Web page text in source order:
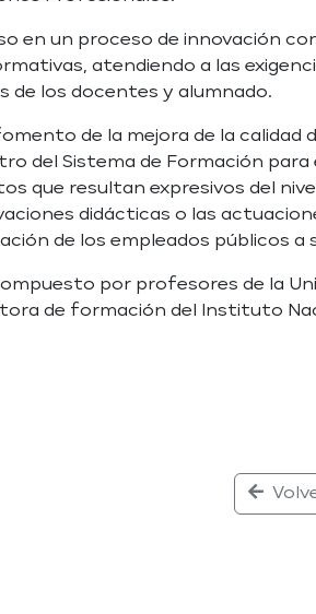
en un proceso de innovación
atendiendo a las
de los docentes y alumnado.
de la mejora de la
del Sistema de Formación para
que resultan expresivos del
didácticas o las
de los empleados públicos a
por profesores de la
de formación del Instituto